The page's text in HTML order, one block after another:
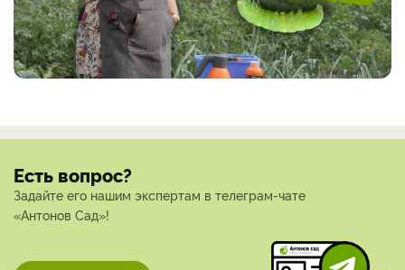
Есть вопрос?
Задайте его нашим экспертам в телеграм-чате
«Антонов Сад»!